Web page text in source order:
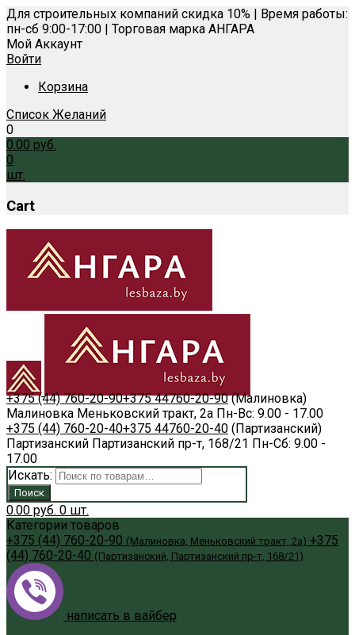
Для строительных компаний скидка 10% | Время работы:
пн-сб 9:00-17:00 | Торговая марка АНГАРА
Мой Аккаунт
Войти
Корзина
Список Желаний
0
0.00 руб.
0
шт.
Cart
+375 (44) 760-20-90+375 44760-20-90 (Малиновка)
Малиновка Меньковский тракт, 2а Пн-Вс: 9.00 - 17.00
+375 (44) 760-20-40+375 44760-20-40 (Партизанский)
Партизанский Партизанский пр-т, 168/21 Пн-Сб: 9.00 -
17.00
Искать:
Поиск
0.00 руб. 0 шт.
Категории товаров
+375 (44) 760-20-90 (Малиновка, Меньковский тракт, 2а) +375
(44) 760-20-40 (Партизанский, Партизанский пр-т, 168/21)
написать в вайбер